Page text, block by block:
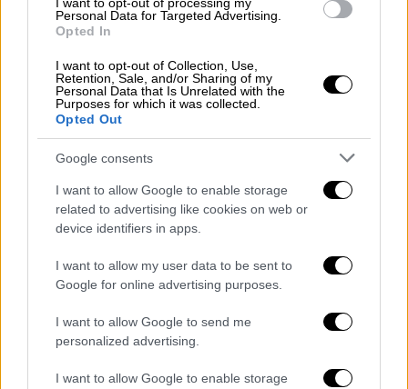
Personal Data for Targeted Advertising.
Opted In
I want to opt-out of Collection, Use,
Retention, Sale, and/or Sharing of my
Personal Data that Is Unrelated with the
Purposes for which it was collected.
Opted Out
Google consents
I want to allow Google to enable storage
related to advertising like cookies on web or
device identifiers in apps.
I want to allow my user data to be sent to
Google for online advertising purposes.
I want to allow Google to send me
personalized advertising.
I want to allow Google to enable storage